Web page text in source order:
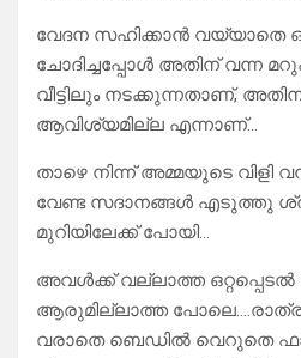
വേദന സഹിക്കാൻ വയ്യാതെ
ചോദിച്ചപ്പോൾ അതിന് വന്ന
വീട്ടിലും നടക്കുന്നതാണ്,
ആവിശ്യമില്ല എന്നാണ്…
താഴെ നിന്ന് അമ്മയുടെ വിളി
വേണ്ട സദാനങ്ങൾ എടുത്തു
മുറിയിലേക്ക് പോയി…
അവൾക്ക് വല്ലാത്ത ഒറ്റപ്പെടൽ
ആരുമില്ലാത്ത പോലെ….രാത്രി
വരാതെ ബെഡിൽ വെറുതെ